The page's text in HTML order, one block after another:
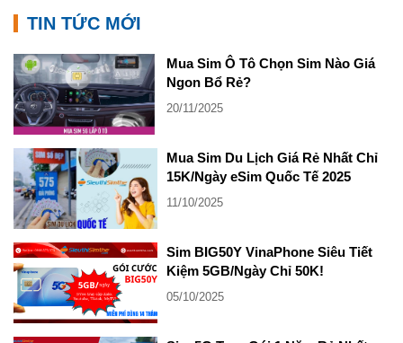
TIN TỨC MỚI
Mua Sim Ô Tô Chọn Sim Nào Giá
Ngon Bổ Rẻ?
20/11/2025
Mua Sim Du Lịch Giá Rẻ Nhất Chỉ
15K/Ngày eSim Quốc Tế 2025
11/10/2025
Sim BIG50Y VinaPhone Siêu Tiết
Kiệm 5GB/Ngày Chỉ 50K!
05/10/2025